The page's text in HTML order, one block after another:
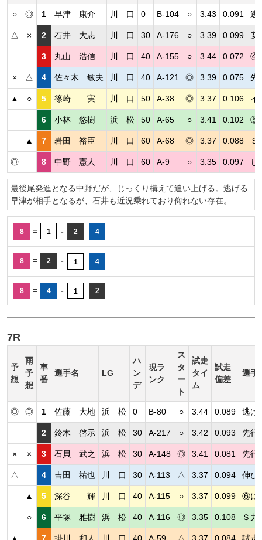
○ ◎ 1 早津 康介 川 口 0 B-104 ○ 3.43 0.091 逃
△ × 2 石井 大志 川 口 30 A-176 ○ 3.39 0.099 安
3 丸山 浩信 川 口 40 A-155 ○ 3.44 0.072 ④
× △ 4 佐々木 敏夫 川 口 40 A-121 ◎ 3.39 0.075 先
▲ ○ 5 篠崎 実 川 口 50 A-38 ◎ 3.37 0.106 イ
6 小林 悠樹 浜 松 50 A-65 ○ 3.41 0.102 ⑤
▲ 7 岩田 裕臣 川 口 60 A-68 ◎ 3.37 0.088 Ｓ
◎ 8 中野 憲人 川 口 60 A-9 ○ 3.35 0.097 じ
最後尾発進となる中野だが、じっくり構えて追い上げる。逃げる
早津が相手となるが、石井も近況乗れており侮れない存在。
8 = 1 - 2 4
8 = 2 - 1 4
8 = 4 - 1 2
7R
予
想
雨
予
想
車
番
選手名 LG
ハ
ン
デ
現ラ
ンク
ス
タ
ー
ト
試走
タイ
ム
試走
偏差
選手
◎ ◎ 1 佐藤 大地 浜 松 0 B-80 ○ 3.44 0.089 逃げ
2 鈴木 啓示 浜 松 30 A-217 ○ 3.42 0.093 先行
× × 3 石貝 武之 浜 松 30 A-148 ◎ 3.41 0.081 先行
△ 4 吉田 祐也 川 口 30 A-113 △ 3.37 0.094 伸び
▲ 5 深谷 輝 川 口 40 A-115 ○ 3.37 0.099 ⑥に
○ 6 平塚 雅樹 浜 松 40 A-116 ◎ 3.35 0.108 Ｓ力